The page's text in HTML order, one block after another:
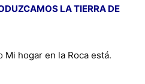
LA TIERRA DE
Mi hogar en la Roca está.